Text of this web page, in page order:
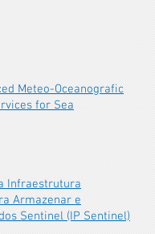
Meteo-Oceanografic
for Sea
Infraestrutura
Armazenar e
Sentinel (IP Sentinel)